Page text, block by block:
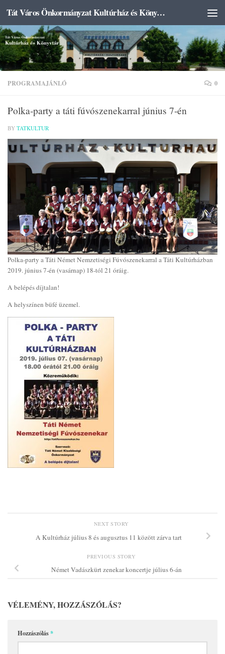
Skip to content Tát Város Önkormányzat Kultúrház és Könyvtár
PROGRAMAJÁNLÓ 0
Polka-party a táti fúvószenekarral június 7-én
BY TATKULTUR
Polka-party a Táti Német Nemzetiségi Fúvószenekarral a Táti Kultúrházban
2019. június 7-én (vasárnap) 18-tól 21 óráig.
A belépés díjtalan!
A helyszínen büfé üzemel.
NEXT STORY
A Kultúrház július 8 és augusztus 11 között zárva tart
PREVIOUS STORY
Német Vadászkürt zenekar koncertje július 6-án
VÉLEMÉNY, HOZZÁSZÓLÁS?
Hozzászólás*